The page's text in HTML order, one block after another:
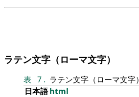
ラテン文字（ローマ文字）
表 7 . ラテン文字（ローマ文字）
日本語html